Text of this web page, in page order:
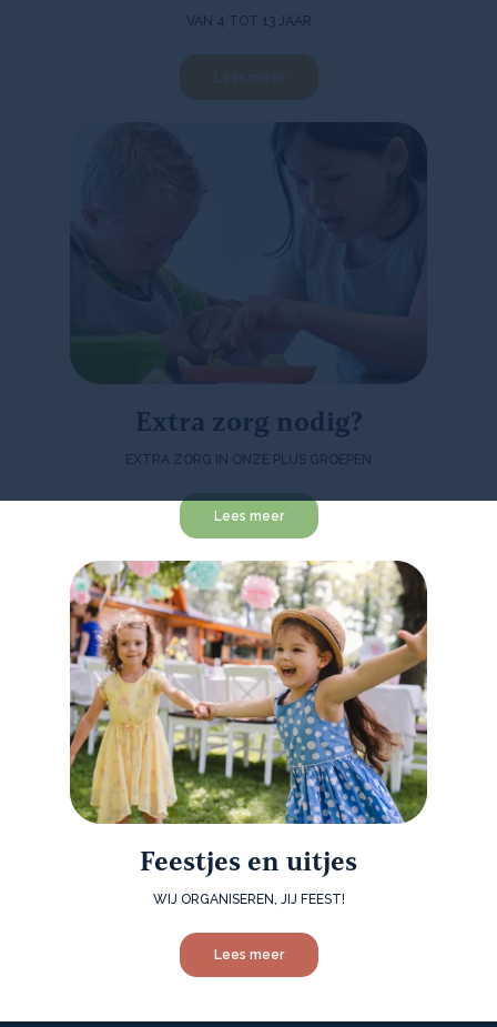
VAN 4 TOT 13 JAAR
Extra zorg nodig?
EXTRA ZORG IN ONZE PLUS GROEPEN
Lees meer
Feestjes en uitjes
WIJ ORGANISEREN, JIJ FEEST!
Lees meer